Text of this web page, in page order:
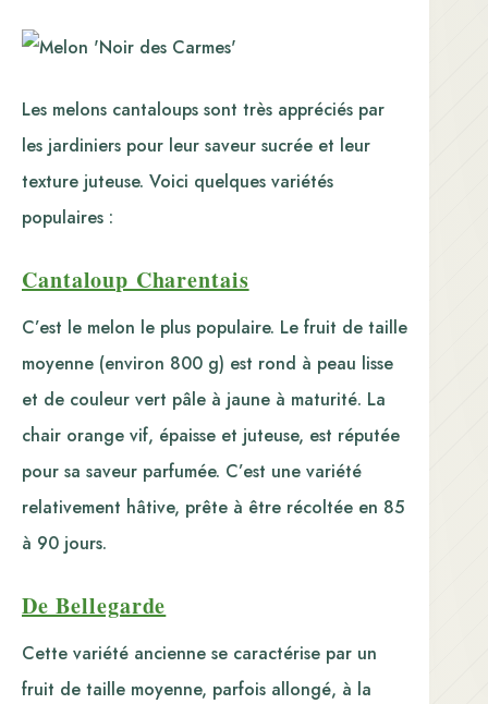
Les melons cantaloups sont très appréciés par
les jardiniers pour leur saveur sucrée et leur
texture juteuse. Voici quelques variétés
populaires :
Cantaloup Charentais
C’est le melon le plus populaire. Le fruit de taille
moyenne (environ 800 g) est rond à peau lisse
et de couleur vert pâle à jaune à maturité. La
chair orange vif, épaisse et juteuse, est réputée
pour sa saveur parfumée. C’est une variété
relativement hâtive, prête à être récoltée en 85
à 90 jours.
De Bellegarde
Cette variété ancienne se caractérise par un
fruit de taille moyenne, parfois allongé, à la